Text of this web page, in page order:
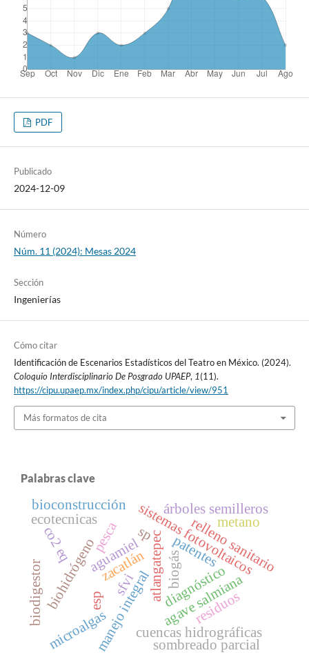
PDF
Publicado
2024-12-09
Número
Núm. 11 (2024): Mesas 2024
Sección
Ingenierías
Cómo citar
Identificación de Escenarios Estadísticos del Teatro en México. (2024).
Coloquio Interdisciplinario De Posgrado UPAEP, 1(11).
https://cipu.upaep.mx/index.php/cipu/article/view/951
Más formatos de cita
Palabras clave
agave salmiana
aguamiel
zacatlán
manejo integralcuencas hidrográficas
atlangatepec
sistemas fotovoltaicos
sombreado parcial
sp
esp
sfvi
árboles semilleros
pesca
residuos
bioconstrucción
ecotecnicas
diagnóstico
relleno sanitario
biogás
biohidrógeno
microalgas
co2 eq
biodigestor
metano
patentes